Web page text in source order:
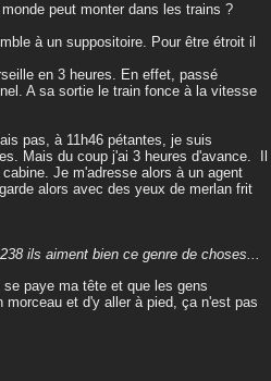
peut monter dans les trains ?
à un suppositoire. Pour être étroit il
en 3 heures. En effet, passé
A sa sortie le train fonce à la vitesse
pas, à 11h46 pétantes, je suis
Mais du coup j'ai 3 heures d'avance. Il
Je m'adresse alors à un agent
alors avec des yeux de merlan frit
ils aiment bien ce genre de choses...
paye ma tête et que les gens
morceau et d'y aller à pied, ça n'est pas